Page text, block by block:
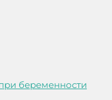
беременности